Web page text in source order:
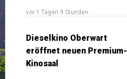
vor 1 Tagen 9 Stunden
Dieselkino Oberwart
eröffnet neuen Premium-
Kinosaal